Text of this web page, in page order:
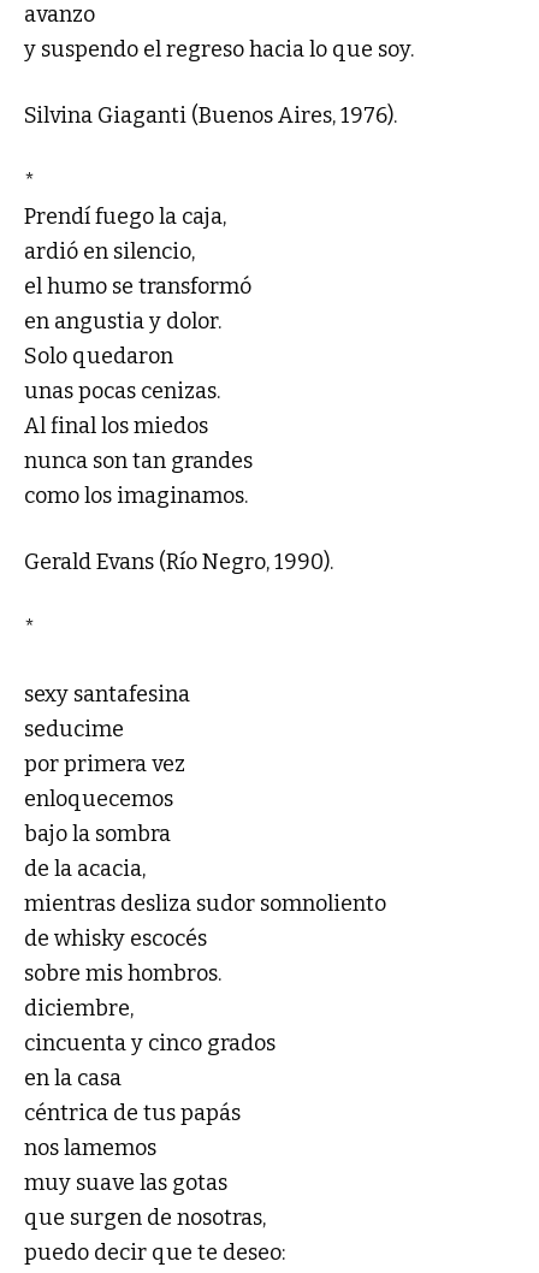
avanzo
y suspendo el regreso hacia lo que soy.
Silvina Giaganti (Buenos Aires, 1976).
*
Prendí fuego la caja,
ardió en silencio,
el humo se transformó
en angustia y dolor.
Solo quedaron
unas pocas cenizas.
Al final los miedos
nunca son tan grandes
como los imaginamos.
Gerald Evans (Río Negro, 1990).
*
sexy santafesina
seducime
por primera vez
enloquecemos
bajo la sombra
de la acacia,
mientras desliza sudor somnoliento
de whisky escocés
sobre mis hombros.
diciembre,
cincuenta y cinco grados
en la casa
céntrica de tus papás
nos lamemos
muy suave las gotas
que surgen de nosotras,
puedo decir que te deseo: